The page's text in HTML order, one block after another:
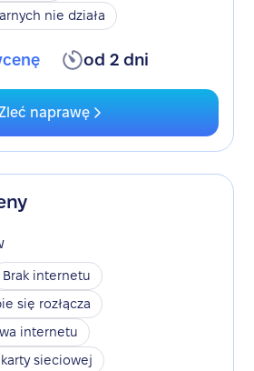
nie działa
od 2 dni
naprawę
Brak internetu
się rozłącza
internetu
sieciowej